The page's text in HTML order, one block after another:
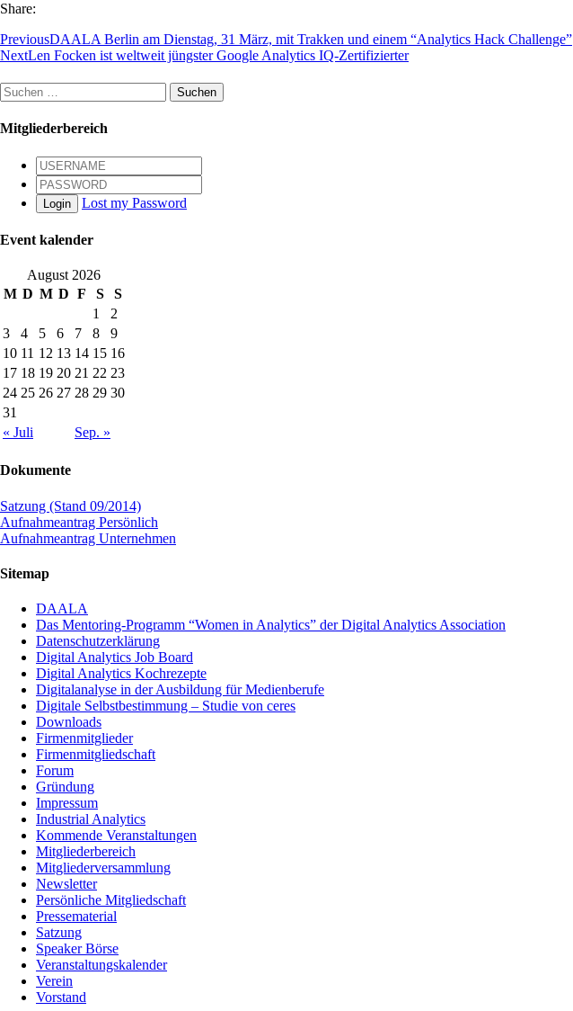
Share:
PreviousDAALA Berlin am Dienstag, 31 März, mit Trakken und einem “Analytics Hack Challenge”
NextLen Focken ist weltweit jüngster Google Analytics IQ-Zertifizierter
Suchen
nach:
Mitgliederbereich
Login Lost my Password
Event kalender
August 2026
M D M D F S
S
1
2
3
4 5 6 7 8
9
10 11 12 13 14 15 16
17 18 19 20 21 22 23
24 25 26 27 28 29 30
31
« Juli
Sep. »
Dokumente
Satzung (Stand 09/2014)
Aufnahmeantrag Persönlich
Aufnahmeantrag Unternehmen
Sitemap
DAALA
Das Mentoring-Programm “Women in Analytics” der Digital Analytics Association
Datenschutzerklärung
Digital Analytics Job Board
Digital Analytics Kochrezepte
Digitalanalyse in der Ausbildung für Medienberufe
Digitale Selbstbestimmung – Studie von ceres
Downloads
Firmenmitglieder
Firmenmitgliedschaft
Forum
Gründung
Impressum
Industrial Analytics
Kommende Veranstaltungen
Mitgliederbereich
Mitgliederversammlung
Newsletter
Persönliche Mitgliedschaft
Pressematerial
Satzung
Speaker Börse
Veranstaltungskalender
Verein
Vorstand